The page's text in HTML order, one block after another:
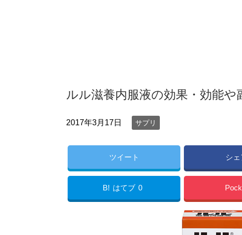
ルル滋養内服液の効果・効能や
2017年3月17日 サプリ
ツイート シェ
B! はてブ 0